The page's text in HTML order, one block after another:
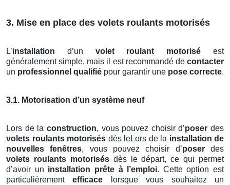
3. Mise en place des volets roulants motorisés
L’installation d’un volet roulant motorisé est
généralement simple, mais il est recommandé de contacter
un professionnel qualifié pour garantir une pose correcte.
3.1. Motorisation d’un système neuf
Lors de la construction, vous pouvez choisir d’poser des
volets roulants motorisés dès leLors de la installation de
nouvelles fenêtres, vous pouvez choisir d’poserdes
volets roulants motorisésdès le départ, ce qui permet
d’avoir un installation prête à l’emploi. Cette option est
particulièrementefficace lorsque vous souhaitez un